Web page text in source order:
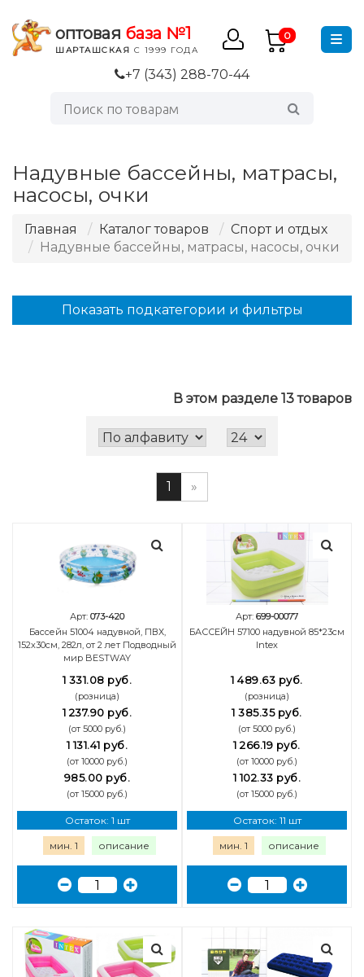
оптовая база №1
ШАРТАШСКАЯ С 1999 ГОДА
0
+7 (343) 288-70-44
Надувные бассейны, матрасы,
насосы, очки
Главная Каталог товаров
Спорт и отдых
Надувные бассейны, матрасы, насосы, очки
В этом разделе 13 товаров
1 »
Арт: 073-420
Бассейн 51004 надувной, ПВХ,
152х30см, 282л, от 2 лет Подводный
мир BESTWAY
1 331.08 руб.
(розница)
1 237.90 руб.
(от 5000 руб.)
1 131.41 руб.
(от 10000 руб.)
985.00 руб.
(от 15000 руб.)
Остаток: 1 шт
мин. 1 описание
Арт: 699-00077
БАССЕЙН 57100 надувной 85*23см
Intex
1 489.63 руб.
(розница)
1 385.35 руб.
(от 5000 руб.)
1 266.19 руб.
(от 10000 руб.)
1 102.33 руб.
(от 15000 руб.)
Остаток: 11 шт
мин. 1 описание
Показать подкатегории и фильтры